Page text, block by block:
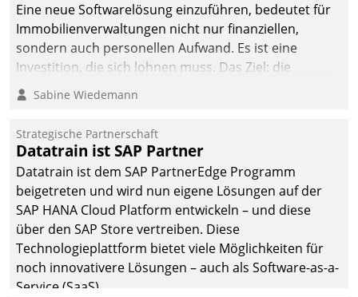
Eine neue Softwarelösung einzuführen, bedeutet für
Immobilienverwaltungen nicht nur finanziellen,
sondern auch personellen Aufwand. Es ist eine
Investition, die sich lohnen muss. Das Ziel: die
nachhaltige Optimierung der Geschäftsabläufe. Damit
dieses Ziel erreicht wird, sollten einige Grundregeln
Sabine Wiedemann
Strategische Partnerschaft
Datatrain ist SAP Partner
Datatrain ist dem SAP PartnerEdge Programm
beigetreten und wird nun eigene Lösungen auf der
SAP HANA Cloud Platform entwickeln – und diese
über den SAP Store vertreiben. Diese
Technologieplattform bietet viele Möglichkeiten für
noch innovativere Lösungen – auch als Software-as-a-
Service (SaaS).